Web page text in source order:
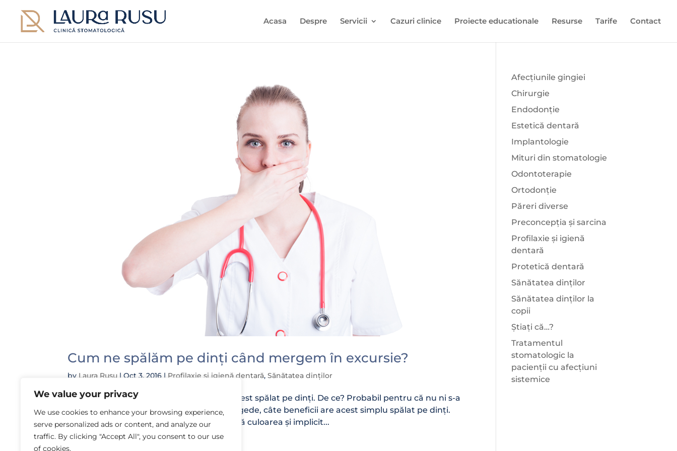
We value your privacy
We use cookies to enhance your browsing experience,
serve personalized ads or content, and analyze our
traffic. By clicking "Accept All", you consent to our use
of cookies.
Acasa Despre Servicii Cazuri clinice Proiecte educationale Resurse Tarife Contact
Cum ne spălăm pe dinți când mergem în excursie?
by Laura Rusu |Oct 3, 2016 | Profilaxie și igienă dentară,Sănătatea dinților
Cred că majoritatea consideră o povară acest spălat pe dinți. De ce? Probabil pentru că nu ni s-a
explicat de la bun început, de la vârste fragede, câte beneficii are acest simplu spălat pe dinți.
Cred că cel mai vizibil beneficiu îl reprezintă culoarea și implicit...
Afecțiunile gingiei
Chirurgie
Endodonție
Estetică dentară
Implantologie
Mituri din stomatologie
Odontoterapie
Ortodonție
Păreri diverse
Preconcepția și sarcina
Profilaxie și igienă
dentară
Protetică dentară
Sănătatea dinților
Sănătatea dinților la
copii
Știați că…?
Tratamentul
stomatologic la
pacienții cu afecțiuni
sistemice